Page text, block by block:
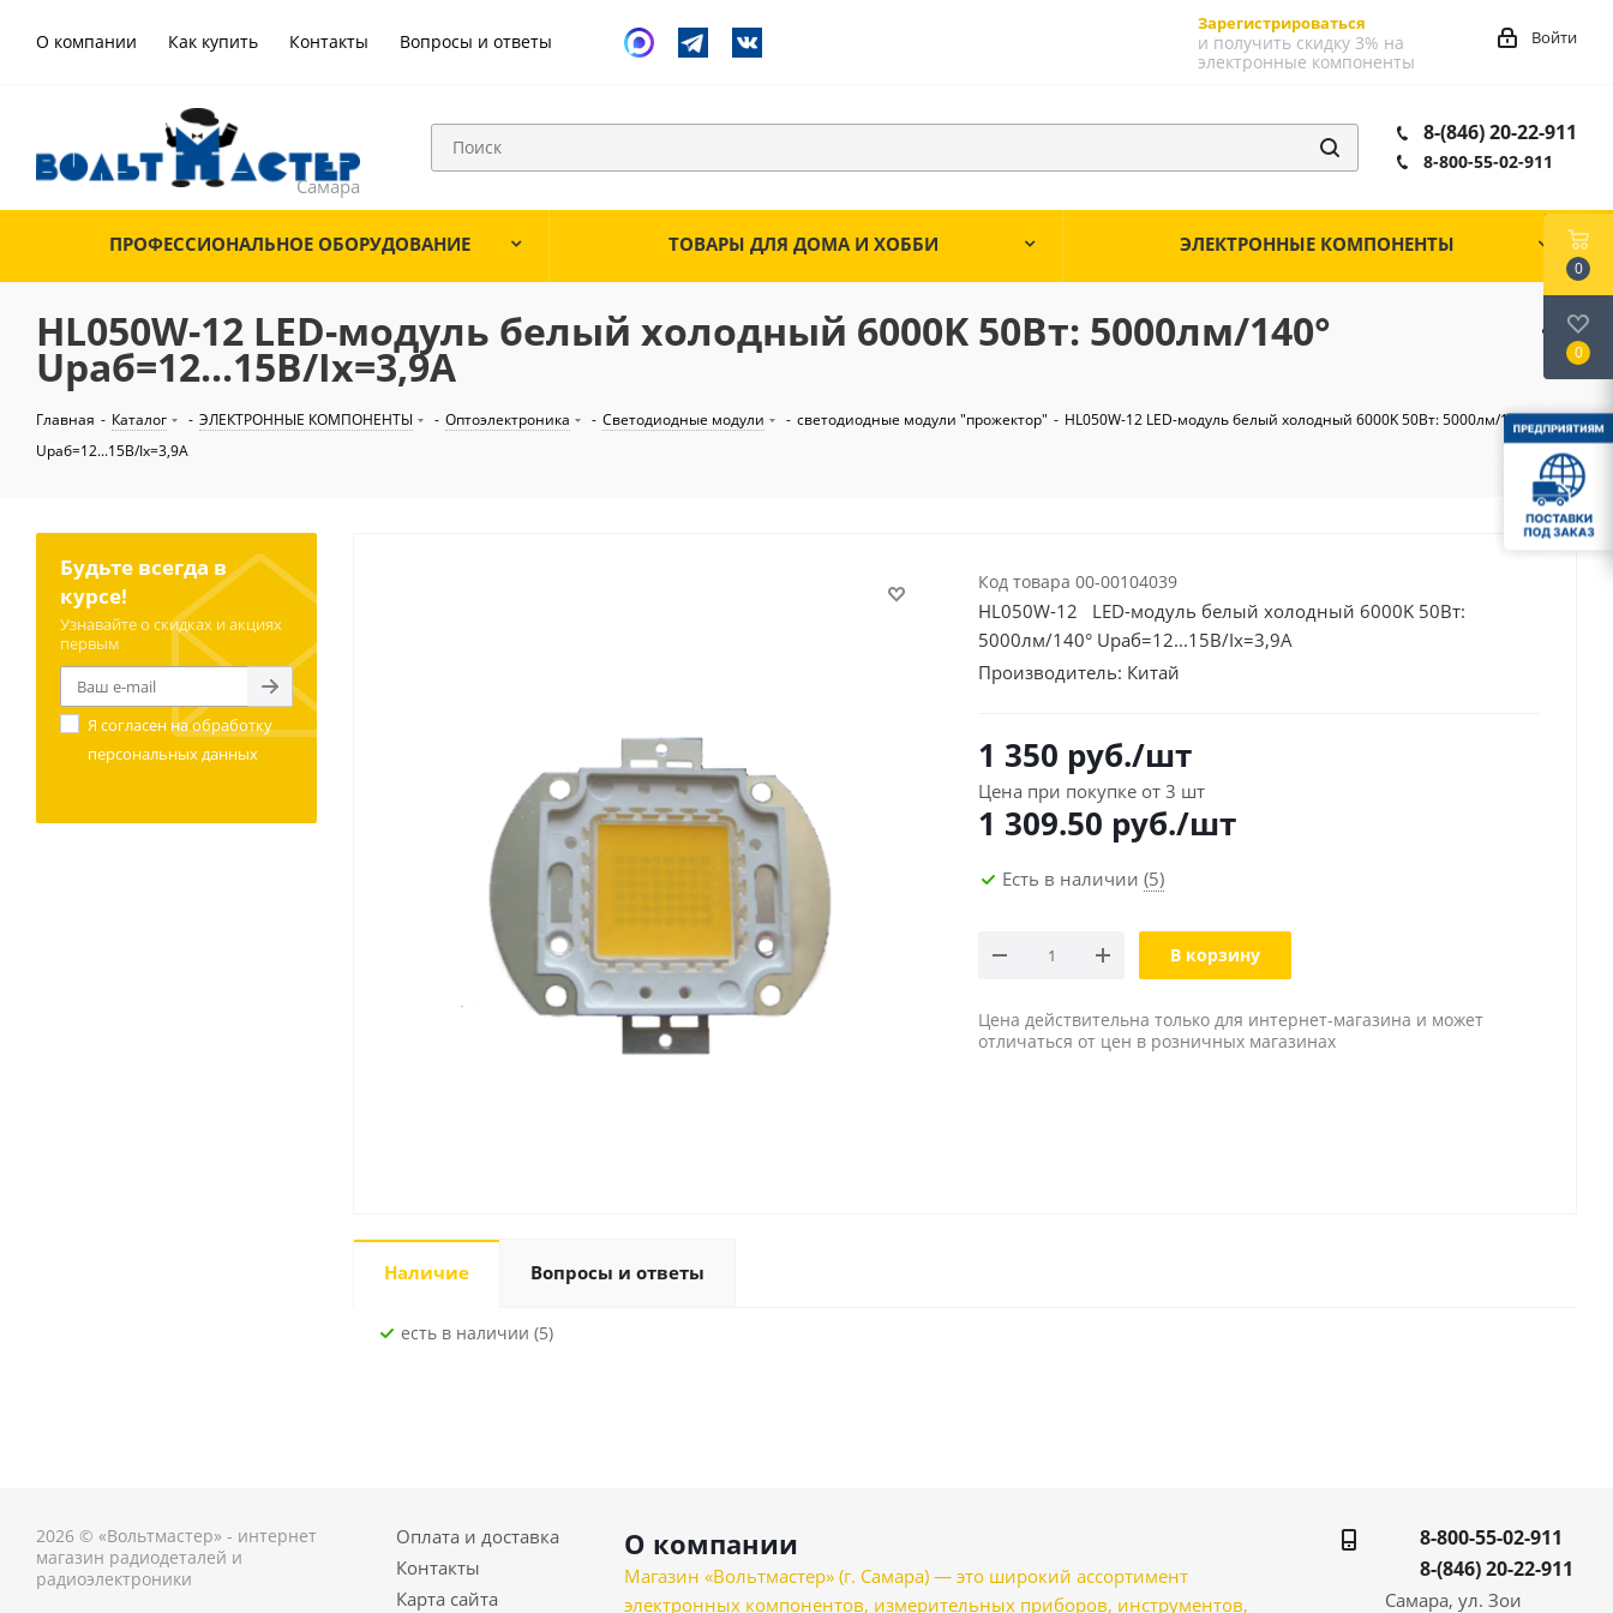
О компании Как купить Контакты Вопросы и ответы
Зарегистрироваться
и получить скидку 3% на
электронные компоненты
Войти
8-(846) 20-22-911
8-800-55-02-911
ПРОФЕССИОНАЛЬНОЕ ОБОРУДОВАНИЕ ТОВАРЫ ДЛЯ ДОМА И ХОББИ ЭЛЕКТРОННЫЕ КОМПОНЕНТЫ
HL050W-12 LED-модуль белый холодный 6000K 50Вт: 5000лм/140°
Uраб=12...15В/Ix=3,9А
Главная - Каталог - ЭЛЕКТРОННЫЕ КОМПОНЕНТЫ - Оптоэлектроника - Светодиодные модули - светодиодные модули "прожектор" - HL050W-12 LED-модуль белый холодный 6000K 50Вт: 5000лм/140°
Uраб=12...15В/Ix=3,9А
Код товара 00-00104039
HL050W-12 LED-модуль белый холодный 6000K 50Вт:
5000лм/140° Uраб=12...15В/Ix=3,9А
Производитель: Китай
1 350 руб./шт
Цена при покупке от 3 шт
1 309.50 руб./шт
Есть в наличии (5)
В корзину
Цена действительна только для интернет-магазина и может
отличаться от цен в розничных магазинах
Наличие Вопросы и ответы
Есть в наличии (5)
Будьте всегда в
курсе!
Узнавайте о скидках и акциях
первым
Я согласен наобработку
персональных данных
2026 © «Вольтмастер» - интернет
магазин радиодеталей и
радиоэлектроники
Оплата и доставка
Контакты
Карта сайта
О компании
Магазин «Вольтмастер» (г. Самара) — это широкий ассортимент
электронных компонентов, измерительных приборов, инструментов,
8-800-55-02-911
8-(846) 20-22-911
Самара, ул. Зои
0
0